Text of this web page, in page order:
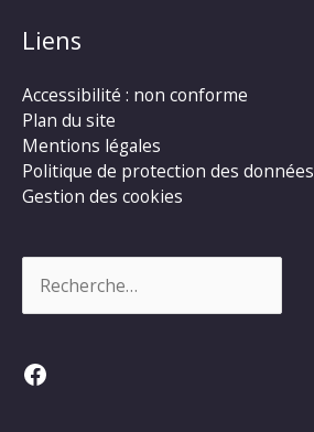
Liens
Accessibilité : non conforme
Plan du site
Mentions légales
Politique de protection des données
Gestion des cookies
Facebook